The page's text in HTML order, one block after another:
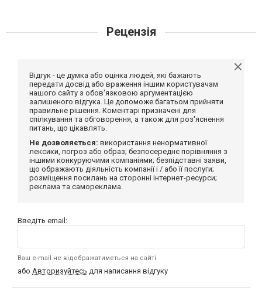
Рецензія
Відгук - це думка або оцінка людей, які бажають
передати досвід або враження іншим користувачам
нашого сайту з обов'язковою аргументацією
залишеного відгука. Це допоможе багатьом прийняти
правильне рішення. Коментарі призначені для
спілкування та обговорення, а також для роз'яснення
питань, що цікавлять.
Не дозволяється: використання ненормативної
лексики, погроз або образ; безпосереднє порівняння з
іншими конкуруючими компаніями; безпідставні заяви,
що ображають діяльність компанії і / або її послуги;
розміщення посилань на сторонні інтернет-ресурси;
реклама та самореклама.
Введіть email:
Ваш e-mail не відображатиметься на сайті
або Авторизуйтесь для написання відгуку